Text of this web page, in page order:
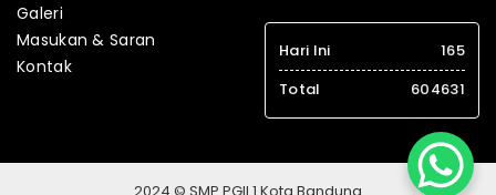
Galeri
Masukan & Saran
Kontak
Hari Ini
165
Total
604631